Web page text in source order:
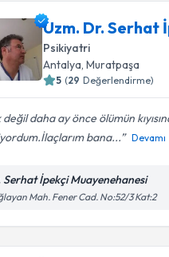
Uzm. Dr. Serhat
Psikiyatri
Antalya , Muratpaşa
5 (29 Değerlendirme)
değil daha ay önce ölümün
bana...
Devamı
Serhat İpekçi Muayenehanesi
Mah. Fener Cad. No:52/3 Kat:2